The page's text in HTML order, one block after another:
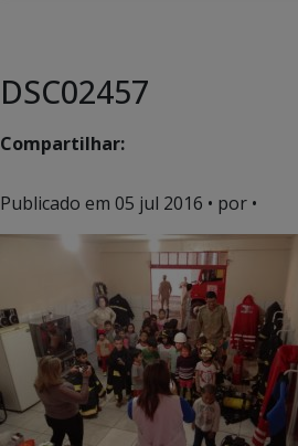
DSC02457
Compartilhar:
Publicado em 05 jul 2016 • por •